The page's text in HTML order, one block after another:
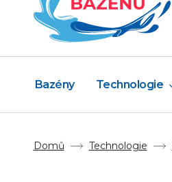
Bazény Technologie
Domů Technologie